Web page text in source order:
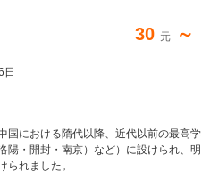
30 元 ～
国における隋代以降、近代以前の最高学
陽・開封・南京）など）に設けられ、明
られました。